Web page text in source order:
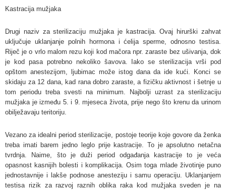
Kastracija mužjaka
Drugi naziv za sterilizaciju mužjaka je kastracija. Ovaj hirurški zahvat
uključuje uklanjanje polnih hormona i ćelija sperme, odnosno testisa.
Riječ je o vrlo malom rezu koji kod mačora npr. zaraste bez ušivanja, dok
je kod pasa potrebno nekoliko šavova. Iako se sterilizacija vrši pod
opštom anestezijom, ljubimac može istog dana da ide kući. Konci se
skidaju za 12 dana, kad rana dobro zaraste, a fizičku aktivnost i šetnje u
tom periodu treba svesti na minimum. Najbolji uzrast za sterilizaciju
mužjaka je između 5. i 9. mjeseca života, prije nego što krenu da urinom
obilježavaju teritoriju.
Vezano za idealni period sterilizacije, postoje teorije koje govore da ženka
treba imati barem jedno leglo prije kastracije. To je apsolutno netačna
tvrdnja. Naime, što je duži period odgađanja kastracije to je veća
opasnost kasnijih bolesti i komplikacija. Osim toga mlade životinje puno
jednostavnije i lakše podnose anesteziju i samu operaciju. Uklanjanjem
testisa rizik za razvoj raznih oblika raka kod mužjaka sveden je na